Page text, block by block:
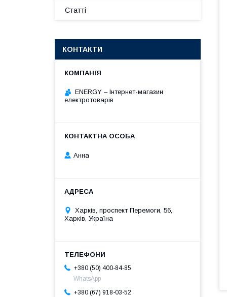
Статті
КОНТАКТИ
ENERGY – Інтернет-магазин
електротоварів
Анна
Харків, проспект Перемоги, 56,
Харків, Україна
+380 (50) 400-84-85
WhatsApp
+380 (67) 918-03-52